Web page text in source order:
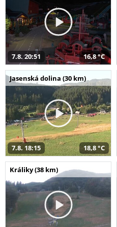
7.8. 20:51 16,8 °C
Jasenská dolina (30 km)
7.8. 18:15 18,8 °C
Králiky (38 km)